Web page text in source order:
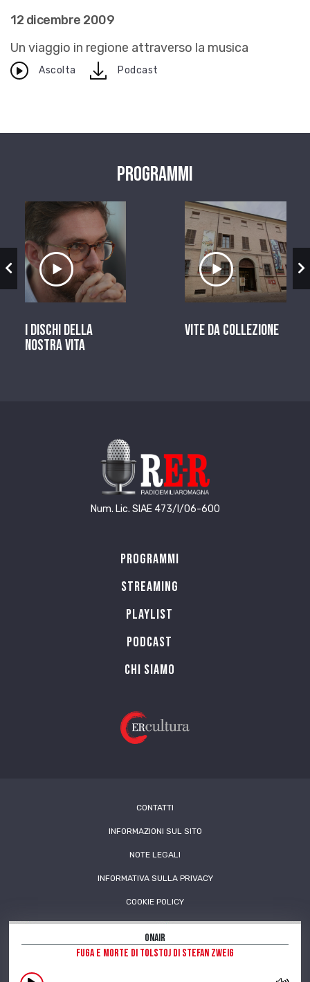
12 dicembre 2009
Un viaggio in regione attraverso la musica
Ascolta downloadPodcast
OnAir
Fuga e morte di Tolstoj di Stefan Zweig
Programmi
Ascolta il servizio
I dischi della
nostra vita
Ascolta il
Vite da Collezione
Num. Lic. SIAE 473/I/06-600
Programmi
Streaming
Playlist
PODCAST
Chi siamo
CONTATTI
INFORMAZIONI SUL SITO
NOTE LEGALI
INFORMATIVA SULLA PRIVACY
COOKIE POLICY